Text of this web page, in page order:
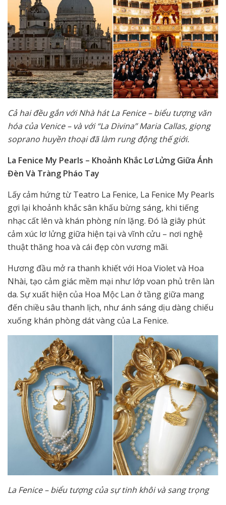
Cả hai đều gắn với Nhà hát La Fenice – biểu tượng văn
hóa của Venice – và với “La Divina” Maria Callas, giọng
soprano huyền thoại đã làm rung động thế giới.
La Fenice My Pearls – Khoảnh Khắc Lơ Lửng Giữa Ánh
Đèn Và Tràng Pháo Tay
Lấy cảm hứng từ Teatro La Fenice, La Fenice My Pearls
gợi lại khoảnh khắc sân khấu bừng sáng, khi tiếng
nhạc cất lên và khán phòng nín lặng. Đó là giây phút
cảm xúc lơ lửng giữa hiện tại và vĩnh cửu – nơi nghệ
thuật thăng hoa và cái đẹp còn vương mãi.
Hương đầu mở ra thanh khiết với Hoa Violet và Hoa
Nhài, tạo cảm giác mềm mại như lớp voan phủ trên làn
da. Sự xuất hiện của Hoa Mộc Lan ở tầng giữa mang
đến chiều sâu thanh lịch, như ánh sáng dịu dàng chiếu
xuống khán phòng dát vàng của La Fenice.
La Fenice – biểu tượng của sự tinh khôi và sang trọng